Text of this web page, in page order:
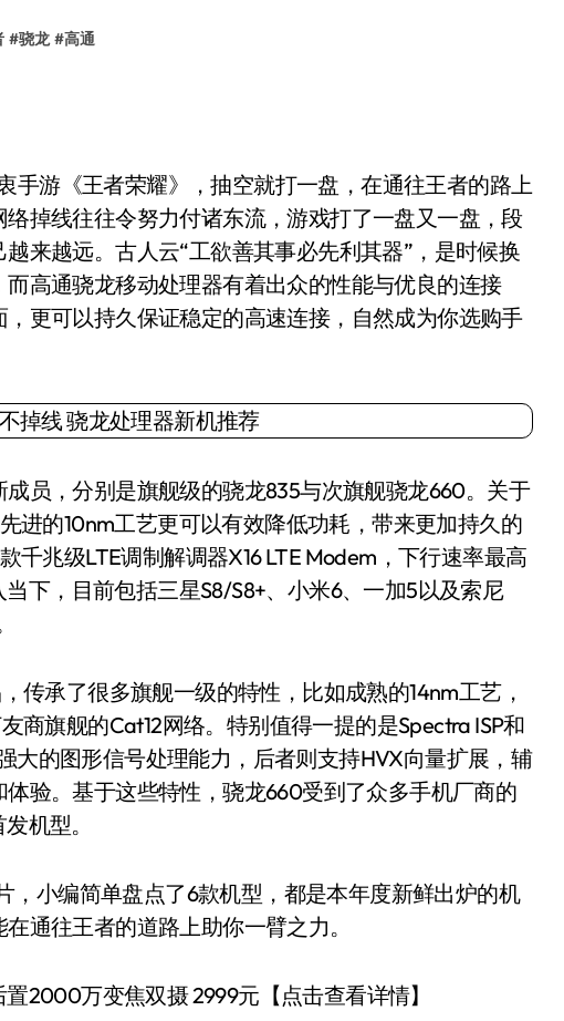
#骁龙 #高通
游《王者荣耀》，抽空就打一盘，在通往王者的路上
掉线往往令努力付诸东流，游戏打了一盘又一盘，段
来越远。古人云“工欲善其事必先利其器”，是时候换
高通骁龙移动处理器有着出众的性能与优良的连接
更可以持久保证稳定的高速连接，自然成为你选购手
，分别是旗舰级的骁龙835与次旗舰骁龙660。关于
进的10nm工艺更可以有效降低功耗，带来更加持久的
千兆级LTE调制解调器X16 LTE Modem，下行速率最高
下，目前包括三星S8/S8+、小米6、一加5以及索尼
承了很多旗舰一级的特性，比如成熟的14nm工艺，
商旗舰的Cat12网络。特别值得一提的是Spectra ISP和
大的图形信号处理能力，后者则支持HVX向量扩展，辅
验。基于这些特性，骁龙660受到了众多手机厂商的
机型。
小编简单盘点了6款机型，都是本年度新鲜出炉的机
通往王者的道路上助你一臂之力。
2000万变焦双摄 2999元【点击查看详情】